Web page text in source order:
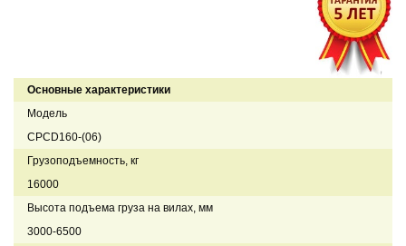
Основные характеристики
Модель
CPCD160-(06)
Грузоподъемность, кг
16000
Высота подъема груза на вилах, мм
3000-6500